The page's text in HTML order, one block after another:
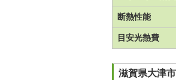
断熱性能
目安光熱費
滋賀県大津